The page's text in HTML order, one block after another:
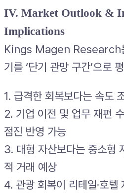
IV. Market Outlook &
Implications
Kings Magen Research
기를 ‘단기 관망 구간’으로
1. 급격한 회복보다는 속도
2. 기업 이전 및 업무 재편
점진 반영 가능
3. 대형 자산보다는 중소형
적 거래 예상
4. 관광 회복이 리테일·호텔